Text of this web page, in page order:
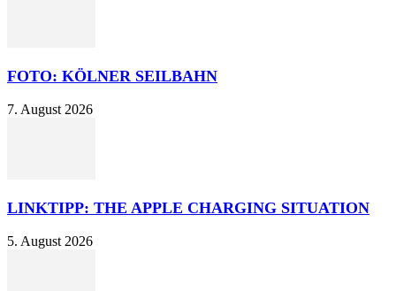
FOTO: KÖLNER SEILBAHN
7. August 2026
LINKTIPP: THE APPLE CHARGING SITUATION
5. August 2026